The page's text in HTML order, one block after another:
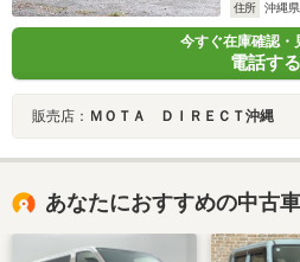
住所
沖縄
今すぐ在庫確認・
電話する
販売店： ＭＯＴＡ ＤＩＲＥＣＴ沖縄
あなたにおすすめの中古車